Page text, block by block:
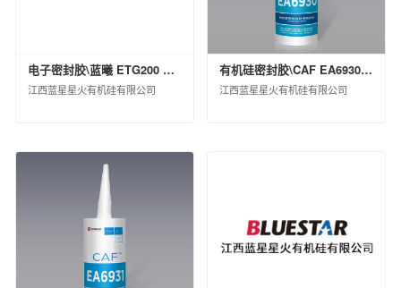
中化医药有限公司
中化石化销售有限公司
中化石油销售有限公司
河北日新化工有限公司
安道麦（北京）农业技术有限公司
中化环境控股有限公司
杭州水处理技术研究开发中心有限公司
扬州中化化雨环保有限公司
中蓝连海设计研究院有限公司
电子密封胶\蓝曦 ETG200 白色 A2\瓶装(KG)\1
江西蓝星星火有机硅有限公司
有机硅密封胶\CAF EA6930 TRS\桶装(KG)\18
江西蓝星星火有机硅有限公司